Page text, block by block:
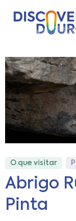
O que visitar
Abrigo
Pinta